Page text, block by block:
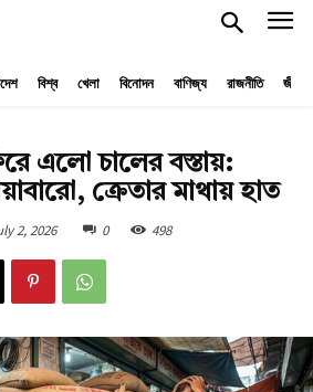
বিশ্ব খেলা বিনোদন বাণিজ্য রাজনীতি
এলো চালের বস্তায়:
ক্রেতার মাথায় হাত
2, 2026 0 498